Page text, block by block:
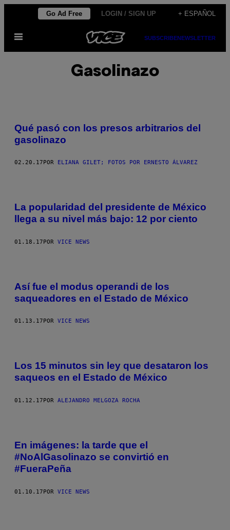
contenido
Go Ad Free LOGIN / SIGN UP + ESPAÑOL
Abrir
SUBSCRIBENEWSLETTER
Gasolinazo
Qué pasó con los presos arbitrarios del
gasolinazo
02.20.17 POR ELIANA GILET; FOTOS POR ERNESTO ÁLVAREZ
La popularidad del presidente de México
llega a su nivel más bajo: 12 por ciento
01.18.17POR VICE NEWS
Así fue el modus operandi de los
saqueadores en el Estado de México
01.13.17 POR VICE NEWS
Los 15 minutos sin ley que desataron los
saqueos en el Estado de México
01.12.17POR ALEJANDRO MELGOZA ROCHA
En imágenes: la tarde que el
#NoAlGasolinazo se convirtió en
#FueraPeña
01.10.17POR VICE NEWS